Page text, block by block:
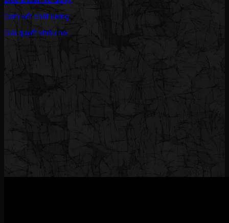
Cam kết chất lượng.
Giải quyết khiếu nại.